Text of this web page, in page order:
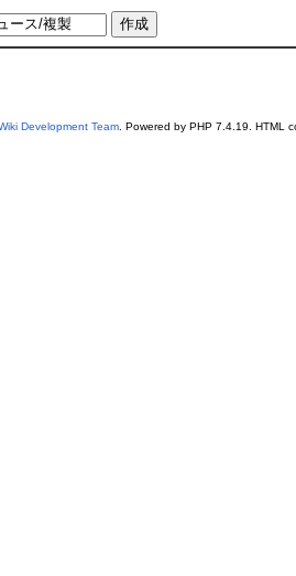
Development Team. Powered by PHP 7.4.19. HTML